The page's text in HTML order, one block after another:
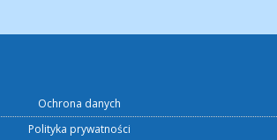
Ochrona danych
Polityka prywatności